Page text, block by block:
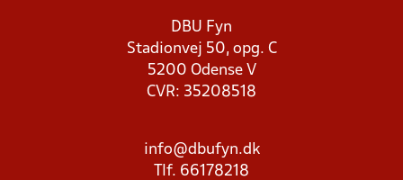
DBU Fyn
Stadionvej 50, opg. C
5200 Odense V
CVR: 35208518
info@dbufyn.dk
Tlf. 66178218